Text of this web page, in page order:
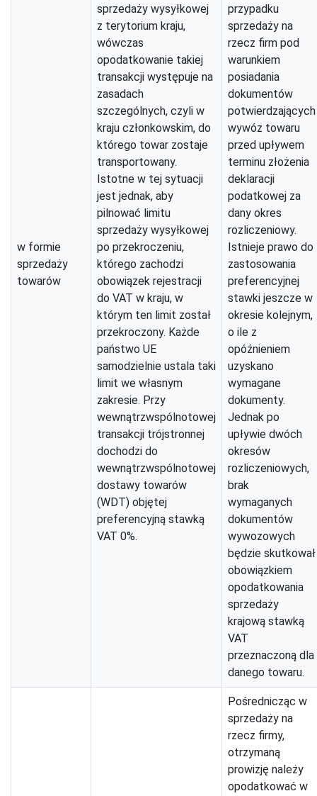
w formie
sprzedaży
towarów
sprzedaży wysyłkowej
z terytorium kraju,
wówczas
opodatkowanie takiej
transakcji występuje na
zasadach
szczególnych, czyli w
kraju członkowskim, do
którego towar zostaje
transportowany.
Istotne w tej sytuacji
jest jednak, aby
pilnować limitu
sprzedaży wysyłkowej
po przekroczeniu,
którego zachodzi
obowiązek rejestracji
do VAT w kraju, w
którym ten limit został
przekroczony. Każde
państwo UE
samodzielnie ustala taki
limit we własnym
zakresie. Przy
wewnątrzwspólnotowej
transakcji trójstronnej
dochodzi do
wewnątrzwspólnotowej
dostawy towarów
(WDT) objętej
preferencyjną stawką
VAT 0%.
przypadku
sprzedaży na
rzecz firm pod
warunkiem
posiadania
dokumentów
potwierdzających
wywóz towaru
przed upływem
terminu złożenia
deklaracji
podatkowej za
dany okres
rozliczeniowy.
Istnieje prawo do
zastosowania
preferencyjnej
stawki jeszcze w
okresie kolejnym,
o ile z
opóźnieniem
uzyskano
wymagane
dokumenty.
Jednak po
upływie dwóch
okresów
rozliczeniowych,
brak
wymaganych
dokumentów
wywozowych
będzie skutkował
obowiązkiem
opodatkowania
sprzedaży
krajową stawką
VAT
przeznaczoną dla
danego towaru.
Pośrednicząc w
sprzedaży na
rzecz firmy,
otrzymaną
prowizję należy
opodatkować w